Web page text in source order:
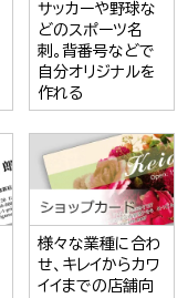
サッカーや野球な
どのスポーツ名
刺。背番号などで
自分オリジナルを
作れる
様々な業種に合わ
せ、キレイからカワ
イイまでの店舗向